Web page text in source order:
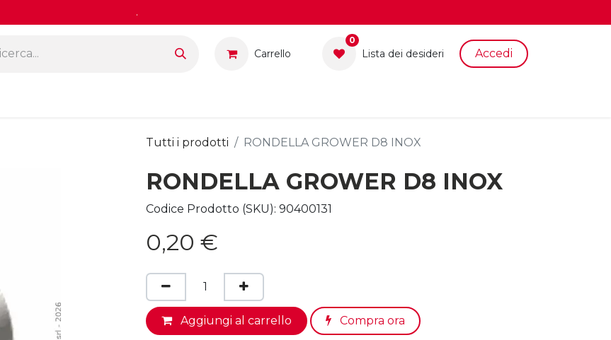
.
Carrello
0
Lista dei desid​eri Accedi
Tutti i prodotti RONDELLA GROWER D8 INOX
RONDELLA GROWER D8 INOX
Codice Prodotto (SKU): 90400131
0,20 €
Aggiungi al carrello Compra ora